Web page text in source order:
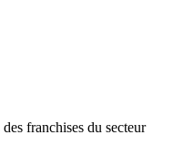
franchises du secteur